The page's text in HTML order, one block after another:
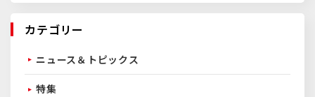
カテゴリー
ニュース＆トピックス
特集